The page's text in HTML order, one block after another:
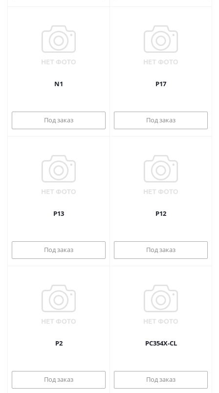
N1
Под заказ
P17
Под заказ
P13
Под заказ
P12
Под заказ
P2
Под заказ
PC354X-CL
Под заказ